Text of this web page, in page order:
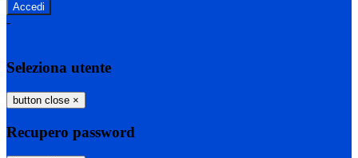
-
Seleziona utente
button close ×
Recupero password